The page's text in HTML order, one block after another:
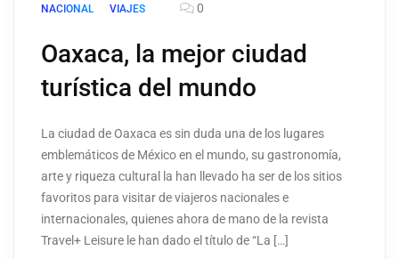
NACIONAL VIAJES 0
Oaxaca, la mejor ciudad
turística del mundo
La ciudad de Oaxaca es sin duda una de los lugares
emblemáticos de México en el mundo, su gastronomía,
arte y riqueza cultural la han llevado ha ser de los sitios
favoritos para visitar de viajeros nacionales e
internacionales, quienes ahora de mano de la revista
Travel+ Leisure le han dado el título de “La […]